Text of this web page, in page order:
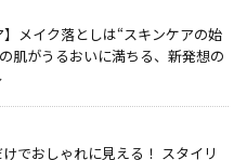
】メイク落としは“スキンケアの始
肌がうるおいに満ちる、新発想の
でおしゃれに見える！ スタイリ